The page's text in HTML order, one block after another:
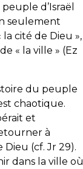
d’Israël
seulement
cité de Dieu »,
« la ville » (Ez
du peuple
chaotique.
et
à
Dieu (cf. Jr 29).
dans la ville où